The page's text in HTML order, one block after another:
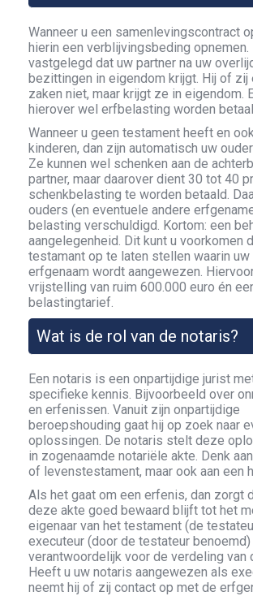
Wanneer u een samenlevingscontract
hierin een verblijvingsbeding opnemen.
vastgelegd dat uw partner na uw
bezittingen in eigendom krijgt. Hij of zij
zaken niet, maar krijgt ze in eigendom.
hierover wel erfbelasting worden
Wanneer u geen testament heeft en
kinderen, dan zijn automatisch uw
Ze kunnen wel schenken aan de
partner, maar daarover dient 30 tot 40
schenkbelasting te worden betaald.
ouders (en eventuele andere
belasting verschuldigd. Kortom: een
aangelegenheid. Dit kunt u voorkomen
testamant op te laten stellen waarin uw
erfgenaam wordt aangewezen.
vrijstelling van ruim 600.000 euro én
belastingtarief.
Wat is de rol van de notaris?
Een notaris is een onpartijdige jurist
specifieke kennis. Bijvoorbeeld over
en erfenissen. Vanuit zijn onpartijdige
beroepshouding gaat hij op zoek naar
oplossingen. De notaris stelt deze
in zogenaamde notariële akte. Denk
of levenstestament, maar ook aan een
Als het gaat om een erfenis, dan zorgt
deze akte goed bewaard blijft tot het
eigenaar van het testament (de
executeur (door de testateur
verantwoordelijk voor de verdeling van
Heeft u uw notaris aangewezen als
neemt hij of zij contact op met de